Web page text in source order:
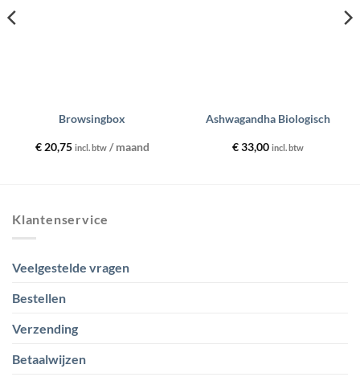
Browsingbox
€20,75 incl. btw / maand
Ashwagandha Biologisch
€33,00 incl. btw
Klantenservice
Veelgestelde vragen
Bestellen
Verzending
Betaalwijzen